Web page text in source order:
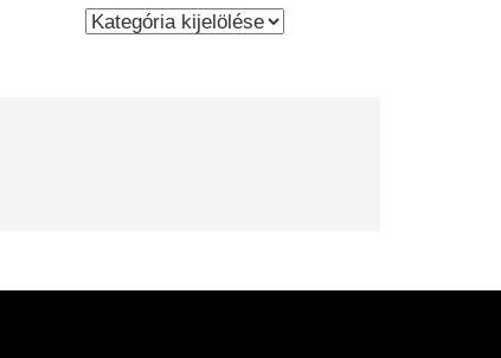
Kategóriák